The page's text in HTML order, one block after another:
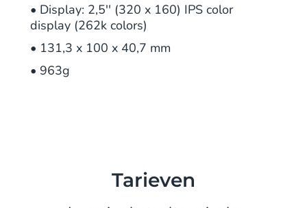
• Display: 2,5'' (320 x 160) IPS color
display (262k colors)
• 131,3 x 100 x 40,7 mm
• 963g
Tarieven